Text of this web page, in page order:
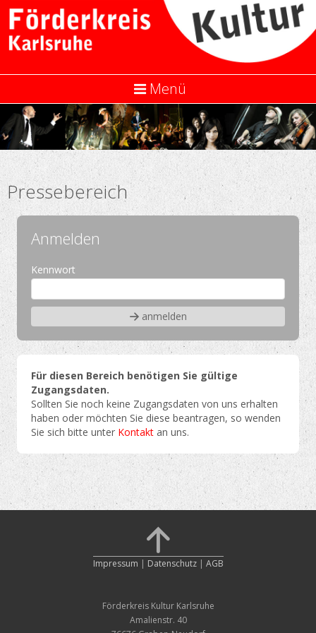
Menü
Pressebereich
Anmelden
Kennwort
Für diesen Bereich benötigen Sie gültige
Zugangsdaten.
Sollten Sie noch keine Zugangsdaten von uns erhalten
haben oder möchten Sie diese beantragen, so wenden
Sie sich bitte unter Kontakt an uns.
Impressum | Datenschutz| AGB
Förderkreis Kultur Karlsruhe
Amalienstr. 40